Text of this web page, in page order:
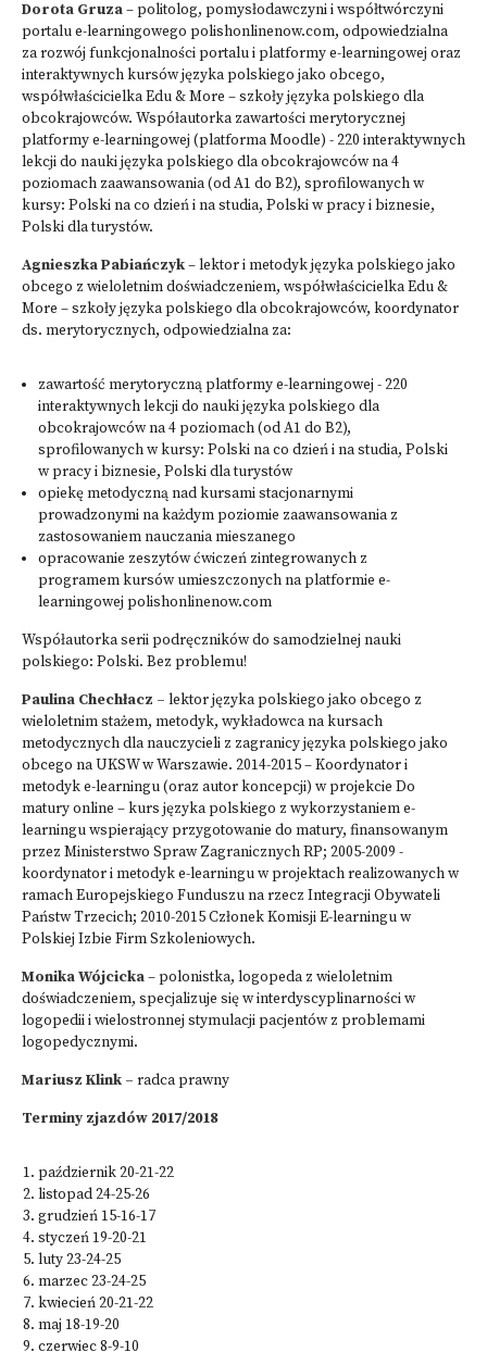
Dorota Gruza– politolog, pomysłodawczyni i współtwórczyni
portalu e-learningowego polishonlinenow.com, odpowiedzialna
za rozwój funkcjonalności portalu i platformy e-learningowej oraz
interaktywnych kursów języka polskiego jako obcego,
współwłaścicielka Edu & More – szkoły języka polskiego dla
obcokrajowców. Współautorka zawartości merytorycznej
platformy e-learningowej (platforma Moodle) - 220 interaktywnych
lekcji do nauki języka polskiego dla obcokrajowców na 4
poziomach zaawansowania (od A1 do B2), sprofilowanych w
kursy: Polski na co dzień i na studia, Polski w pracy i biznesie,
Polski dla turystów.
Agnieszka Pabiańczyk– lektor i metodyk języka polskiego jako
obcego z wieloletnim doświadczeniem, współwłaścicielka Edu &
More – szkoły języka polskiego dla obcokrajowców, koordynator
ds. merytorycznych, odpowiedzialna za:
zawartość merytoryczną platformy e-learningowej - 220
interaktywnych lekcji do nauki języka polskiego dla
obcokrajowców na 4 poziomach (od A1 do B2),
sprofilowanych w kursy: Polski na co dzień i na studia, Polski
w pracy i biznesie, Polski dla turystów
opiekę metodyczną nad kursami stacjonarnymi
prowadzonymi na każdym poziomie zaawansowania z
zastosowaniem nauczania mieszanego
opracowanie zeszytów ćwiczeń zintegrowanych z
programem kursów umieszczonych na platformie e-
learningowej polishonlinenow.com
Współautorka serii podręczników do samodzielnej nauki
polskiego: Polski. Bez problemu!
Paulina Chechłacz – lektor języka polskiego jako obcego z
wieloletnim stażem, metodyk, wykładowca na kursach
metodycznych dla nauczycieli z zagranicy języka polskiego jako
obcego na UKSW w Warszawie. 2014-2015 – Koordynator i
metodyk e-learningu (oraz autor koncepcji) w projekcie Do
matury online – kurs języka polskiego z wykorzystaniem e-
learningu wspierający przygotowanie do matury, finansowanym
przez Ministerstwo Spraw Zagranicznych RP; 2005-2009 -
koordynator i metodyk e-learningu w projektach realizowanych w
ramach Europejskiego Funduszu na rzecz Integracji Obywateli
Państw Trzecich; 2010-2015 Członek Komisji E-learningu w
Polskiej Izbie Firm Szkoleniowych.
Monika Wójcicka– polonistka, logopeda z wieloletnim
doświadczeniem, specjalizuje się w interdyscyplinarności w
logopedii i wielostronnej stymulacji pacjentów z problemami
logopedycznymi.
Mariusz Klink – radca prawny
Terminy zjazdów 2017/2018
październik 20-21-22
listopad 24-25-26
grudzień 15-16-17
styczeń 19-20-21
luty 23-24-25
marzec 23-24-25
kwiecień 20-21-22
maj 18-19-20
czerwiec 8-9-10